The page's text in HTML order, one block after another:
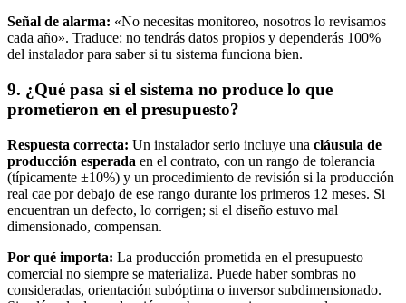
Señal de alarma: «No necesitas monitoreo, nosotros lo revisamos
cada año». Traduce: no tendrás datos propios y dependerás 100%
del instalador para saber si tu sistema funciona bien.
9. ¿Qué pasa si el sistema no produce lo que
prometieron en el presupuesto?
Respuesta correcta: Un instalador serio incluye una cláusula de
producción esperada en el contrato, con un rango de tolerancia
(típicamente ±10%) y un procedimiento de revisión si la producción
real cae por debajo de ese rango durante los primeros 12 meses. Si
encuentran un defecto, lo corrigen; si el diseño estuvo mal
dimensionado, compensan.
Por qué importa: La producción prometida en el presupuesto
comercial no siempre se materializa. Puede haber sombras no
consideradas, orientación subóptima o inversor subdimensionado.